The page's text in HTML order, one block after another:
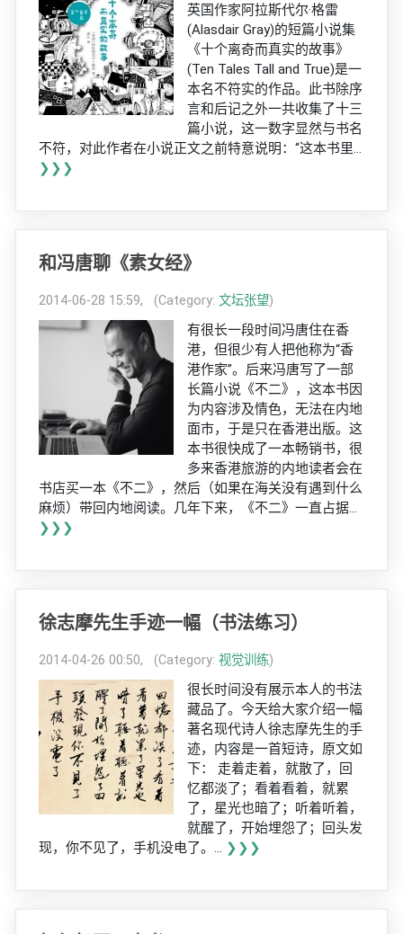
英国作家阿拉斯代尔·格雷
(Alasdair Gray)的短篇小说集
《十个离奇而真实的故事》
(Ten Tales Tall and True)是一
本名不符实的作品。此书除序
言和后记之外一共收集了十三
篇小说，这一数字显然与书名
不符，对此作者在小说正文之前特意说明：“这本书里...
❯❯❯
和冯唐聊《素女经》
2014-06-28 15:59, (Category: 文坛张望)
有很长一段时间冯唐住在香
港，但很少有人把他称为“香
港作家”。后来冯唐写了一部
长篇小说《不二》，这本书因
为内容涉及情色，无法在内地
面市，于是只在香港出版。这
本书很快成了一本畅销书，很
多来香港旅游的内地读者会在
书店买一本《不二》，然后（如果在海关没有遇到什么
麻烦）带回内地阅读。几年下来，《不二》一直占据...
❯❯❯
徐志摩先生手迹一幅（书法练习）
2014-04-26 00:50, (Category: 视觉训练)
很长时间没有展示本人的书法
藏品了。今天给大家介绍一幅
著名现代诗人徐志摩先生的手
迹，内容是一首短诗，原文如
下： 走着走着，就散了，回
忆都淡了；看着看着，就累
了，星光也暗了；听着听着，
就醒了，开始埋怨了；回头发
现，你不见了，手机没电了。... ❯❯❯